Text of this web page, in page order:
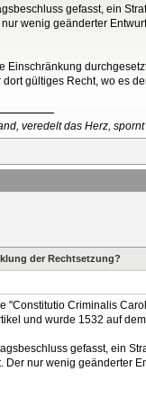
gefasst, ein
wenig geänderter
Einschränkung
gültiges Recht, wo es
veredelt das Herz,
der Rechtsetzung?
"Constitutio Criminalis
und wurde 1532 auf
gefasst, ein
Der nur wenig geänderter